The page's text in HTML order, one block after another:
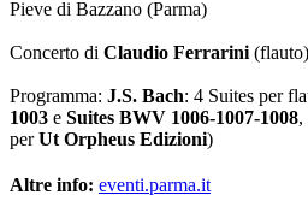
Pieve di Bazzano (Parma)
Concerto di Claudio Ferrarini (flauto)
Programma: J.S. Bach: 4 Suites per
1003 e Suites BWV 1006-1007-1008,
perUt Orpheus Edizioni)
Altre info: eventi.parma.it